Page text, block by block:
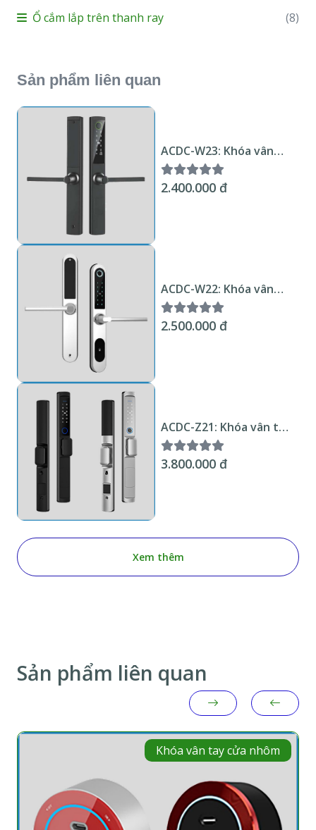
Ổ cắm lắp trên thanh ray (8)
Sản phẩm liên quan
ACDC-W23: Khóa vân
tay cửa nhôm - Wifi
Tuya KNX Smart Home
2.400.000 đ
ACDC-W22: Khóa vân
tay cửa nhôm - Wifi
Tuya KNX Smart Home
2.500.000 đ
ACDC-Z21: Khóa vân tay
cửa nhôm - Zigbee Tuya
KNX Smart Home
3.800.000 đ
Xem thêm
Sản phẩm liên quan
Khóa vân tay cửa nhôm